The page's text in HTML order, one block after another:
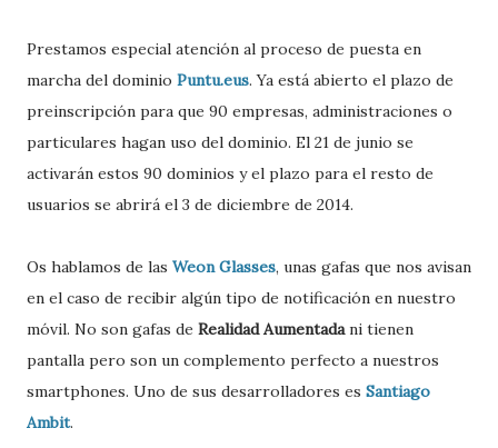
Prestamos especial atención al proceso de puesta en
marcha del dominio Puntu.eus. Ya está abierto el plazo de
preinscripción para que 90 empresas, administraciones o
particulares hagan uso del dominio. El 21 de junio se
activarán estos 90 dominios y el plazo para el resto de
usuarios se abrirá el 3 de diciembre de 2014.
Os hablamos de las Weon Glasses, unas gafas que nos avisan
en el caso de recibir algún tipo de notificación en nuestro
móvil. No son gafas de Realidad Aumentadani tienen
pantalla pero son un complemento perfecto a nuestros
smartphones. Uno de sus desarrolladores es Santiago
Ambit.